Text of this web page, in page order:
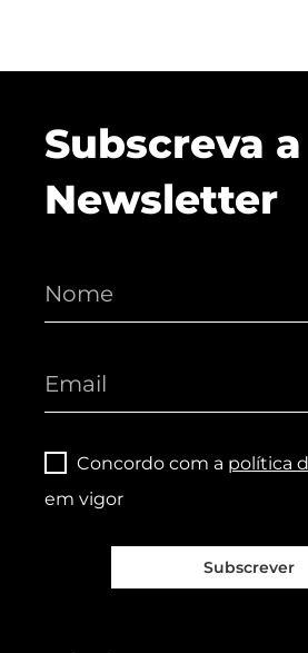
Subscreva a
Newsletter
Concordo com a política
em vigor
Subscrever